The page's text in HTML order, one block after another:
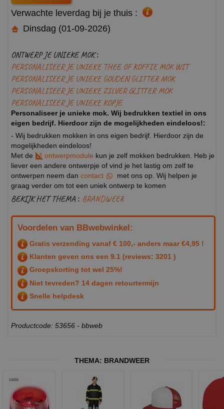
Verwachte leverdag bij je thuis :
Dinsdag (01-09-2026)
ONTWERP JE UNIEKE MOK :
PERSONALISEER JE UNIEKE THEE OF KOFFIE MOK WIT
PERSONALISEER JE UNIEKE GOUDEN GLITTER MOK
PERSONALISEER JE UNIEKE ZILVER GLITTER MOK
PERSONALISEER JE UNIEKE KOPJE
Personaliseer je unieke mok. Wij bedrukken textiel in ons
eigen bedrijf. Hierdoor zijn de mogelijkheden eindeloos!:
- Wij bedrukken mokken in ons eigen bedrijf. Hierdoor zijn de
mogelijkheden eindeloos!
Met de
ontwerpmodule kun je zelf mokken bedrukken. Heb je
liever een andere ontwerpje of vind je het lastig om zelf te
ontwerpen neem dan contact
met ons op. Wij helpen je
graag verder om tot een uniek ontwerp te komen
BEKIJK HET THEMA : BRANDWEER
Voordelen van BBwebwinkel:
Gratis verzending vanaf € 100,- anders maar €4,95 !
Klanten geven ons een 9.1 (reviews: 3201 )
Groepskorting tot wel 25%!
Niet tevreden? 14 dagen retourtermijn
Snelle helpdesk
Productcode: 53656 - bbweb
THEMA: BRANDWEER